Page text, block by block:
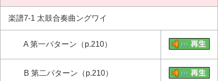
楽譜7-1 太鼓合奏曲ングワイ
A 第一パターン（p.210）
B 第二パターン（p.210）